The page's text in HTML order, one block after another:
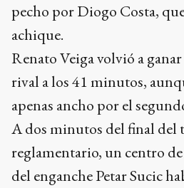
pecho por Diogo Costa,
achique.
Renato Veiga volvió a ganar
rival a los 41 minutos,
apenas ancho por el
A dos minutos del final del
reglamentario, un centro
del enganche Petar Sucic